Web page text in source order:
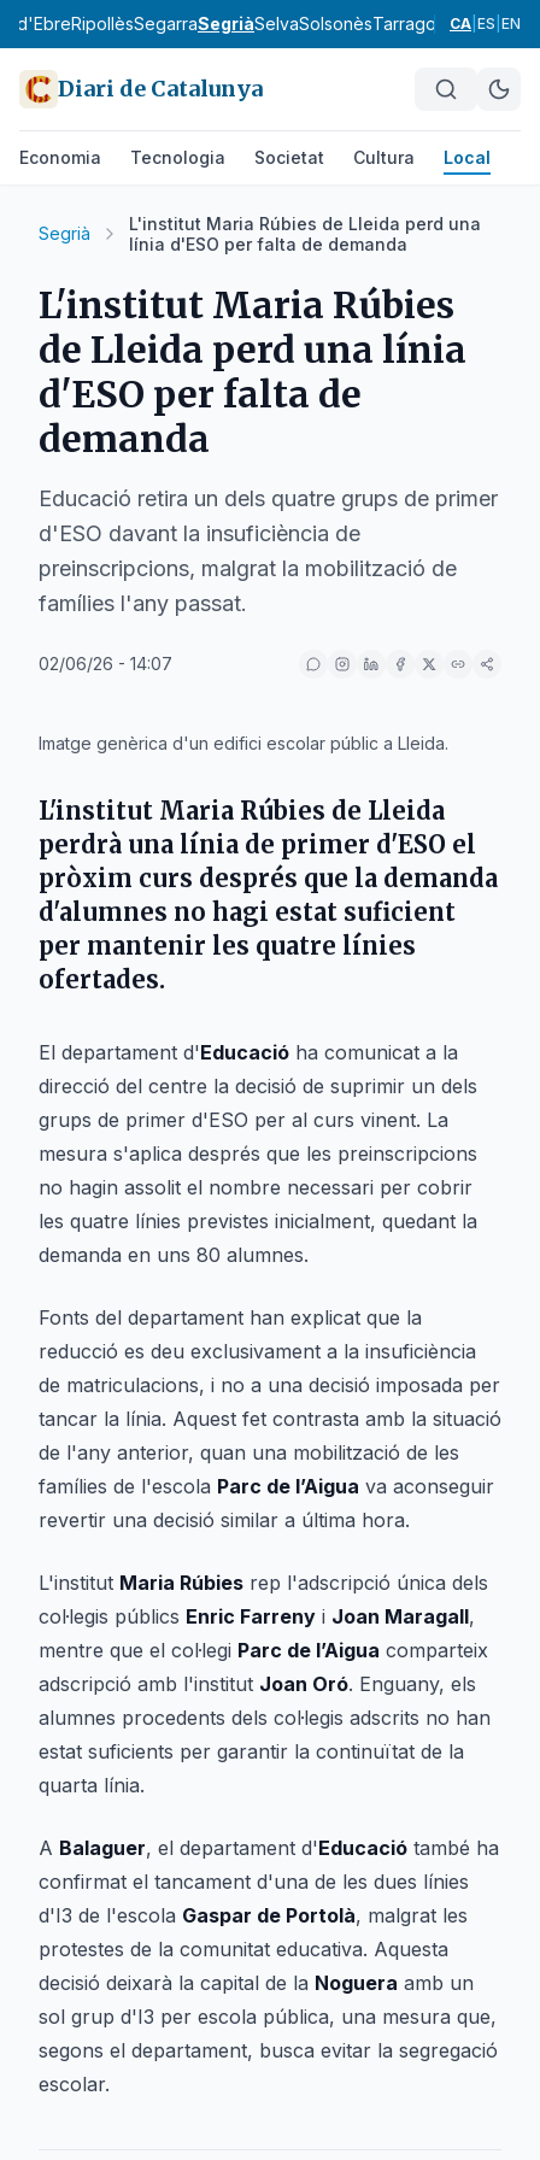
d'EbreRipollèsSegarraSegriàSelvaSolsonèsTarragonèsTerra
CA ES EN
Diari de Catalunya
Economia Tecnologia Societat Cultura Local
Segrià
L'institut Maria Rúbies de Lleida perd una
línia d'ESO per falta de demanda
L'institut Maria Rúbies
de Lleida perd una línia
d'ESO per falta de
demanda
Educació retira un dels quatre grups de primer
d'ESO davant la insuficiència de
preinscripcions, malgrat la mobilització de
famílies l'any passat.
02/06/26 - 14:07
Imatge genèrica d'un edifici escolar públic a Lleida.
L'institut Maria Rúbies de Lleida
perdrà una línia de primer d'ESO el
pròxim curs després que la demanda
d'alumnes no hagi estat suficient
per mantenir les quatre línies
ofertades.
El departament d'Educació ha comunicat a la
direcció del centre la decisió de suprimir un dels
grups de primer d'ESO per al curs vinent. La
mesura s'aplica després que les preinscripcions
no hagin assolit el nombre necessari per cobrir
les quatre línies previstes inicialment, quedant la
demanda en uns 80 alumnes.
Fonts del departament han explicat que la
reducció es deu exclusivament a la insuficiència
de matriculacions, i no a una decisió imposada per
tancar la línia. Aquest fet contrasta amb la situació
de l'any anterior, quan una mobilització de les
famílies de l'escola Parc de l’Aigua va aconseguir
revertir una decisió similar a última hora.
L'institut Maria Rúbies rep l'adscripció única dels
col·legis públics Enric Farreny i Joan Maragall,
mentre que el col·legi Parc de l’Aigua comparteix
adscripció amb l'institut Joan Oró. Enguany, els
alumnes procedents dels col·legis adscrits no han
estat suficients per garantir la continuïtat de la
quarta línia.
A Balaguer, el departament d'Educació també ha
confirmat el tancament d'una de les dues línies
d'I3 de l'escola Gaspar de Portolà, malgrat les
protestes de la comunitat educativa. Aquesta
decisió deixarà la capital de la Noguera amb un
sol grup d'I3 per escola pública, una mesura que,
segons el departament, busca evitar la segregació
escolar.